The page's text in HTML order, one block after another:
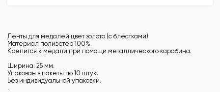
Ленты для медалей цвет золото (с блестками)
Материал полиэстер 100%.
Крепится к медали при помощи металлического карабина.
Ширина: 25 мм.
Упакован в пакеты по 10 штук.
Без индивидуальной упаковки.
.